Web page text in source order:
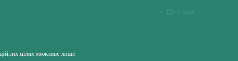
До гори
цілях можливе лише